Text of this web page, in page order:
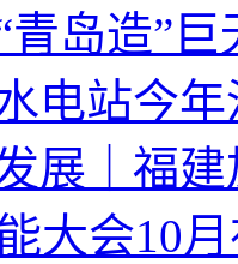
青岛造”
电站今
展｜福
大会10